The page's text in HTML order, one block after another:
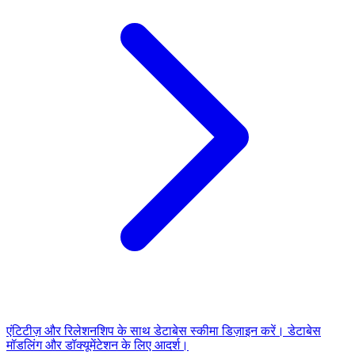
एंटिटीज़ और रिलेशनशिप के साथ डेटाबेस स्कीमा डिज़ाइन करें। डेटाबेस
मॉडलिंग और डॉक्यूमेंटेशन के लिए आदर्श।